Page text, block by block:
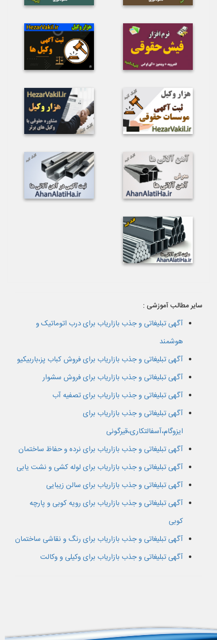
سایر مطالب آموزشی :
آگهی تبلیغاتی و جذب بازاریاب برای درب اتوماتیک و
هوشمند
آگهی تبلیغاتی و جذب بازاریاب برای فروش کباب پز،باربیکیو
آگهی تبلیغاتی و جذب بازاریاب برای فروش سشوار
آگهی تبلیغاتی و جذب بازاریاب برای تصفیه آب
آگهی تبلیغاتی و جذب بازاریاب برای
ایزوگام،آسفالتکاری،قیرگونی
آگهی تبلیغاتی و جذب بازاریاب برای نرده و حفاظ ساختمان
آگهی تبلیغاتی و جذب بازاریاب برای لوله کشی و نشت یابی
آگهی تبلیغاتی و جذب بازاریاب برای سالن زیبایی
آگهی تبلیغاتی و جذب بازاریاب برای رویه کوبی و پارچه
کوبی
آگهی تبلیغاتی و جذب بازاریاب برای رنگ و نقاشی ساختمان
آگهی تبلیغاتی و جذب بازاریاب برای وکیلی و وکالت